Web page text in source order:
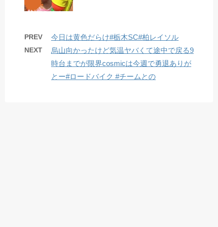
PREV 今日は黄色だらけ#栃木SC#柏レイソル
NEXT
烏山向かったけど気温ヤバくて途中で戻る9
時台までが限界cosmicは今週で勇退ありが
とー#ロードバイク #チームとの